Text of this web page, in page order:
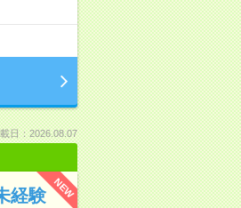
日：2026.08.07
NEW
経験